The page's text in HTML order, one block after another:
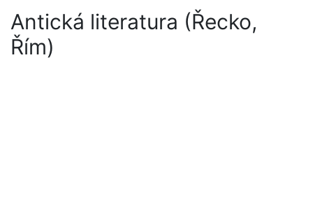
Antická literatura (Řecko,
Řím)